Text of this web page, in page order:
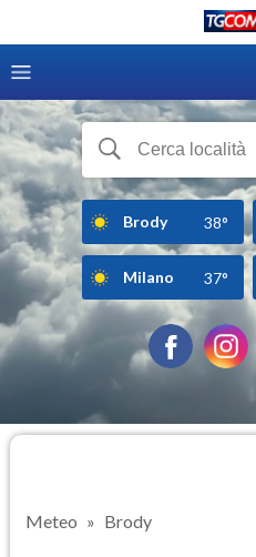
Brody 38°
Milano 37°
Meteo Brody